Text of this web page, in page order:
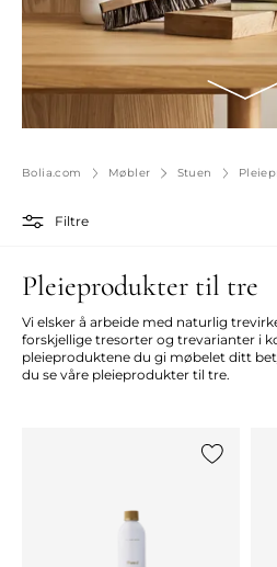
Bolia.com Møbler Stuen
Filtre
Pleieprodukter til tre
Vi elsker å arbeide med naturlig
forskjellige tresorter og trevarianter i
pleieproduktene du gi møbelet ditt
du se våre pleieprodukter til tre.